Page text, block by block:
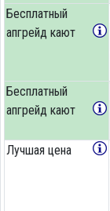
Бесплатный
апгрейд кают
Бесплатный
апгрейд кают
Лучшая цена